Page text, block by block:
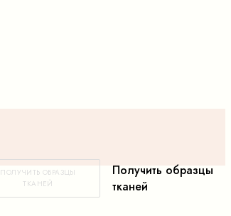
ПОЛУЧИТЬ ОБРАЗЦЫ
ТКАНЕЙ
Получить образцы
тканей